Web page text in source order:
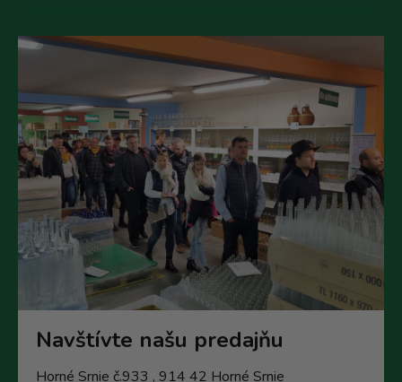
Navštívte našu predajňu
Horné Srnie č.933 , 914 42 Horné Srnie